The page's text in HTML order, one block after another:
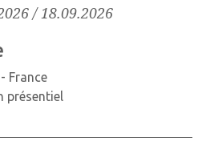
/ 18.09.2026
France
présentiel